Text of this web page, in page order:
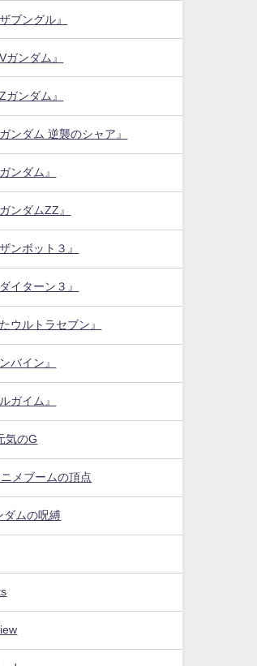
ブングル』
ガンダム』
ガンダム』
ンダム 逆襲のシャア』
ンダム』
ンダムZZ』
ンボット３』
イターン３』
ウルトラセブン』
バイン』
ガイム』
気のG
メブームの頂点
ダムの呪縛